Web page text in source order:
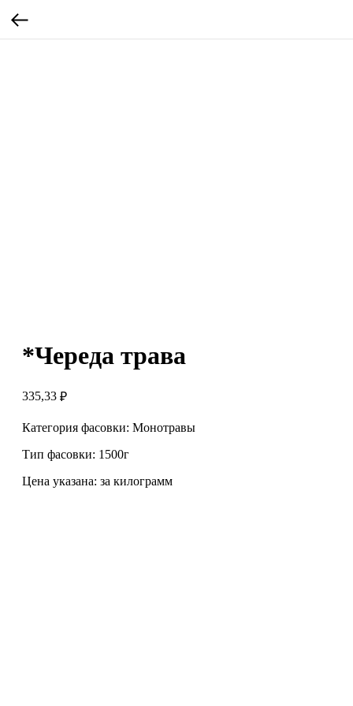
*Череда трава
335,33 ₽
Категория фасовки: Монотравы
Тип фасовки: 1500г
Цена указана: за килограмм